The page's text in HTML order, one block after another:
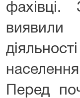
фахівці.
виявили
Перед